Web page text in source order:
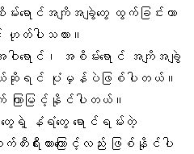
မ်းရောင်အကျိအချွဲတွေ ထွက်ခြင်းဟာ
ဟုတ်ပါသလား။
ါရောင်၊ အစိမ်းရောင် အကျိအချွဲ
ယ်ဆိုရင် ပုံမှန်ပဲဖြစ်ပါတယ်။
ကြာမြင့်နိုင်ပါတယ်။
တွေရဲ့ နံရံတွေ ရောင်ရမ်းတဲ့
တီးရီးယားကြောင့်လည်း ဖြစ်နိုင်ပါ